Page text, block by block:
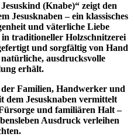
(Knabe)“ zeigt den
Jesusknaben – ein klassisches
und väterliche Liebe
traditioneller Holzschnitzerei
und sorgfältig von Hand
ausdrucksvolle
erhält.
Familien, Handwerker und
dem Jesusknaben vermittelt
und familiären Halt –
Ausdruck verleihen